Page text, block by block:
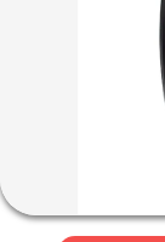
PRODOTTI
VR